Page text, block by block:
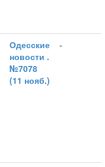
Одесские
новости .
№7078
(11 нояб.)
-